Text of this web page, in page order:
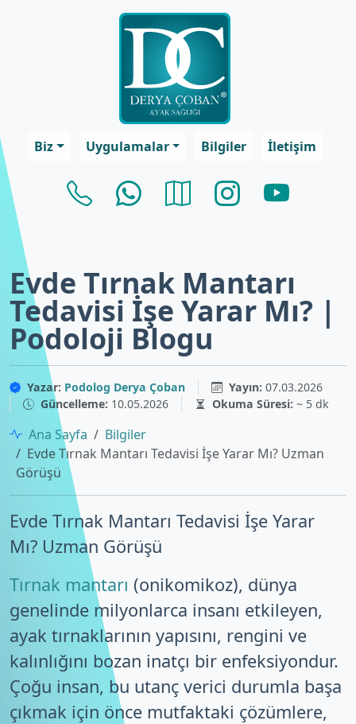
Biz Uygulamalar Bilgiler İletişim
Evde Tırnak Mantarı
Tedavisi İşe Yarar Mı? |
Podoloji Blogu
Yazar: Podolog Derya Çoban Yayın: 07.03.2026
Güncelleme: 10.05.2026 Okuma Süresi: ~ 5 dk
Ana Sayfa
Bilgiler
Evde Tırnak Mantarı Tedavisi İşe Yarar Mı? Uzman
Görüşü
Evde Tırnak Mantarı Tedavisi İşe Yarar
Mı? Uzman Görüşü
Tırnak mantarı (onikomikoz), dünya
genelinde milyonlarca insanı etkileyen,
ayak tırnaklarının yapısını, rengini ve
kalınlığını bozan inatçı bir enfeksiyondur.
Çoğu insan, bu utanç verici durumla başa
çıkmak için önce mutfaktaki çözümlere,